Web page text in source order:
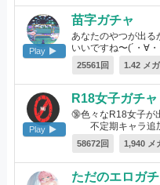
Play
苗字ガチャ
あなたのやつが出る
いいですね〜(´・∀・
25561回 1.42 メ
Play
R18女子ガチャ
🔞色々なR18女
不定期キャラ追
58672回 1,940 メ
ただのエロガ